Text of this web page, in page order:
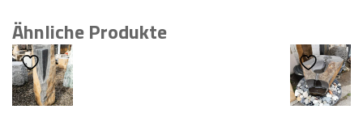
Ähnliche Produkte